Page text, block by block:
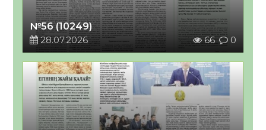
№56 (10249)
28.07.2026
66 0